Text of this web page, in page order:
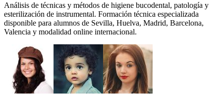
Análisis de técnicas y métodos de higiene bucodental, patología y
esterilización de instrumental. Formación técnica especializada
disponible para alumnos de Sevilla, Huelva, Madrid, Barcelona,
Valencia y modalidad online internacional.